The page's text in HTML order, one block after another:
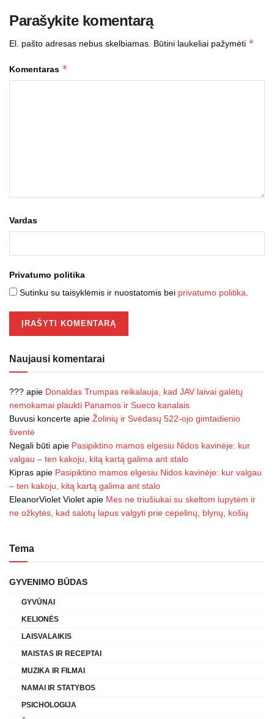
Parašykite komentarą
El. pašto adresas nebus skelbiamas. Būtini laukeliai pažymėti *
Komentaras *
Vardas
Privatumo politika
Sutinku su taisyklėmis ir nuostatomis bei privatumo politika
Naujausi komentarai
??? apie Donaldas Trumpas reikalauja, kad JAV laivai galėtų
nemokamai plaukti Panamos ir Sueco kanalais
Buvusi koncerte apie Žolinių ir Svėdasų 522-ojo gimtadienio
šventė
Negali būti apie Pasipiktino mamos elgesiu Nidos kavinėje: kur
valgau – ten kakoju, kitą kartą galima ant stalo
Kipras apie Pasipiktino mamos elgesiu Nidos kavinėje: kur valgau
– ten kakoju, kitą kartą galima ant stalo
EleanorViolet Violet apie Mes ne triušiukai su skeltom lupytėm ir
ne ožkytės, kad salotų lapus valgyti prie cepelinų, blynų, košių
Tema
GYVENIMO BŪDAS
GYVŪNAI
KELIONĖS
LAISVALAIKIS
MAISTAS IR RECEPTAI
MUZIKA IR FILMAI
NAMAI IR STATYBOS
PSICHOLOGIJA